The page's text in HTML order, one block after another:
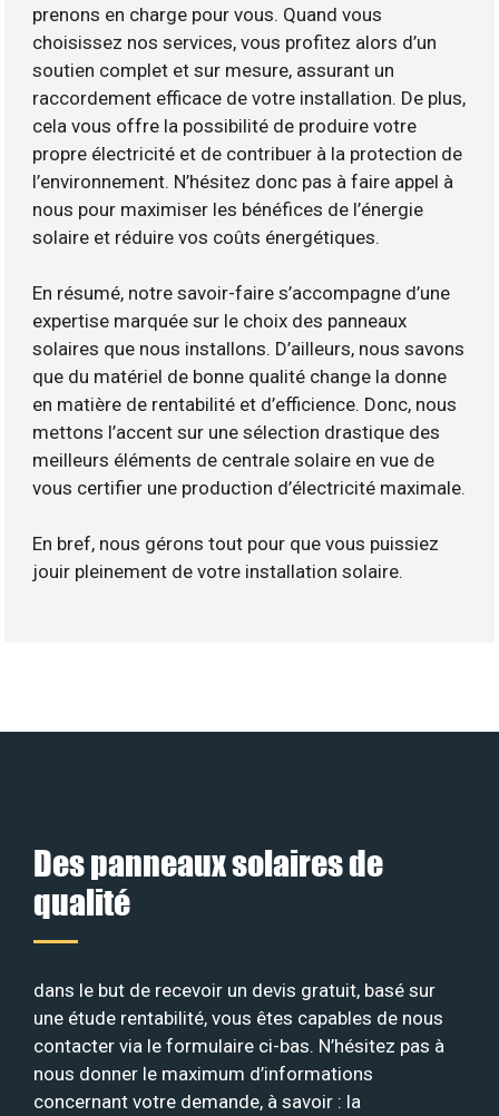
prenons en charge pour vous. Quand vous
choisissez nos services, vous profitez alors d’un
soutien complet et sur mesure, assurant un
raccordement efficace de votre installation. De plus,
cela vous offre la possibilité de produire votre
propre électricité et de contribuer à la protection de
l’environnement. N’hésitez donc pas à faire appel à
nous pour maximiser les bénéfices de l’énergie
solaire et réduire vos coûts énergétiques.
En résumé, notre savoir-faire s’accompagne d’une
expertise marquée sur le choix des panneaux
solaires que nous installons. D’ailleurs, nous savons
que du matériel de bonne qualité change la donne
en matière de rentabilité et d’efficience. Donc, nous
mettons l’accent sur une sélection drastique des
meilleurs éléments de centrale solaire en vue de
vous certifier une production d’électricité maximale.
En bref, nous gérons tout pour que vous puissiez
jouir pleinement de votre installation solaire.
Des panneaux solaires de
qualité
dans le but de recevoir un devis gratuit, basé sur
une étude rentabilité, vous êtes capables de nous
contacter via le formulaire ci-bas. N’hésitez pas à
nous donner le maximum d’informations
concernant votre demande, à savoir : la